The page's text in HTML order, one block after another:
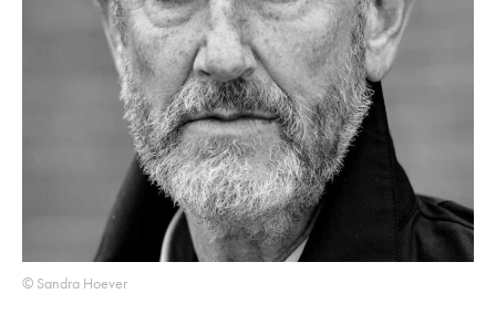
© Sandra Hoever